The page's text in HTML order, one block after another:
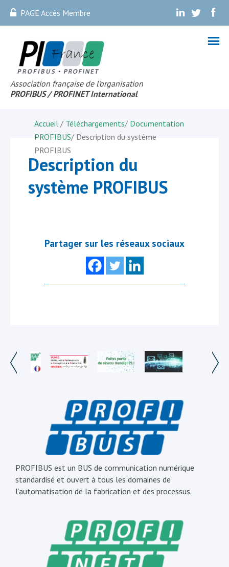
PAGE Accès Membre . . .
Association française de l’organisation
PROFIBUS / PROFINET International
Accueil / Téléchargements/ Documentation
PROFIBUS/ Description du système
PROFIBUS
Description du
système PROFIBUS
Partager sur les réseaux sociaux
PROFIBUS est un BUS de communication numérique
standardisé et ouvert à tous les domaines de
l’automatisation de la fabrication et des processus.